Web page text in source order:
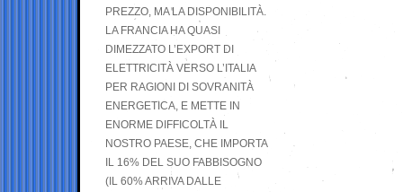
PREZZO, MA LA DISPONIBILITÀ.
LA FRANCIA HA QUASI
DIMEZZATO L’EXPORT DI
ELETTRICITÀ VERSO L’ITALIA
PER RAGIONI DI SOVRANITÀ
ENERGETICA, E METTE IN
ENORME DIFFICOLTÀ IL
NOSTRO PAESE, CHE IMPORTA
IL 16% DEL SUO FABBISOGNO
(IL 60% ARRIVA DALLE